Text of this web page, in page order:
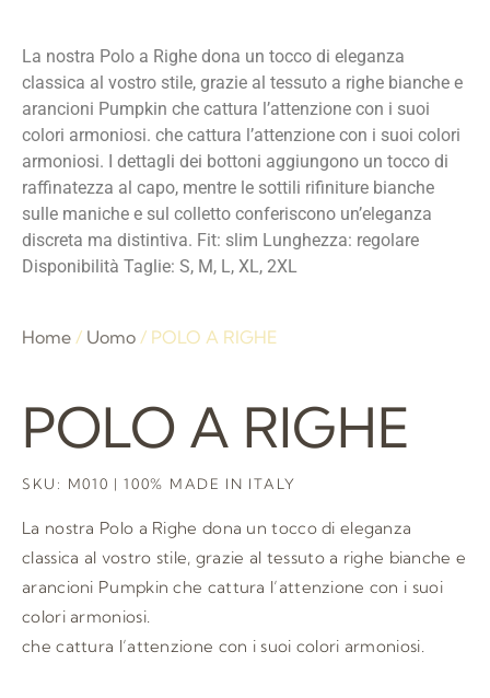
La nostra Polo a Righe dona un tocco di eleganza
classica al vostro stile, grazie al tessuto a righe bianche e
arancioni Pumpkin che cattura l’attenzione con i suoi
colori armoniosi. che cattura l’attenzione con i suoi colori
armoniosi. I dettagli dei bottoni aggiungono un tocco di
raffinatezza al capo, mentre le sottili rifiniture bianche
sulle maniche e sul colletto conferiscono un’eleganza
discreta ma distintiva. Fit: slim Lunghezza: regolare
Disponibilità Taglie: S, M, L, XL, 2XL
Home / Uomo / POLO A RIGHE
POLO A RIGHE
SKU: M010 | 100% MADE IN ITALY
La nostra Polo a Righe dona un tocco di eleganza
classica al vostro stile, grazie al tessuto a righe bianche e
arancioni Pumpkin che cattura l’attenzione con i suoi
colori armoniosi.
che cattura l’attenzione con i suoi colori armoniosi.